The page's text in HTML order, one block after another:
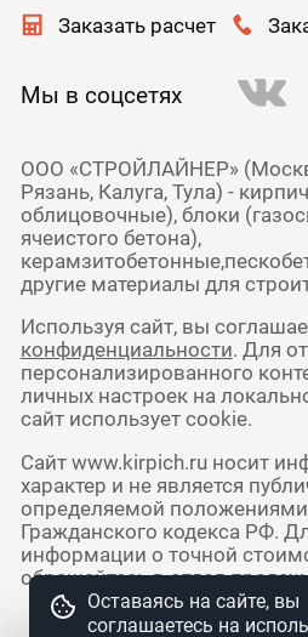
Заказать расчет
Мы в соцсетях
ООО «СТРОЙЛАЙНЕР»
Рязань, Калуга, Тула) -
облицовочные), блоки
ячеистого бетона),
другие материалы для
Используя сайт, вы
конфиденциальности. Для
персонализированного
личных настроек на
сайт использует cookie.
Сайт www.kirpich.ru носит
характер и не является
определяемой положениями
Гражданского кодекса РФ.
информации о точной
обращайтесь в отдел
Оставаясь на сайте, вы
соглашаетесь на